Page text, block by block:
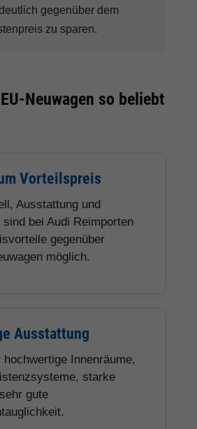
gegenüber dem
zu sparen.
Neuwagen so beliebt
Vorteilspreis
Ausstattung und
bei Audi Reimporten
gegenüber
möglich.
Ausstattung
Innenräume,
starke
gute